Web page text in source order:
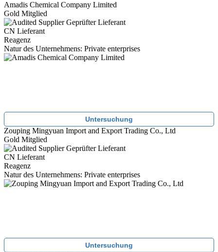
Amadis Chemical Company Limited
Gold Mitglied
Geprüfter Lieferant
CN Lieferant
Reagenz
Natur des Unternehmens: Private enterprises
Untersuchung
Zouping Mingyuan Import and Export Trading Co., Ltd
Gold Mitglied
Geprüfter Lieferant
CN Lieferant
Reagenz
Natur des Unternehmens: Private enterprises
Untersuchung